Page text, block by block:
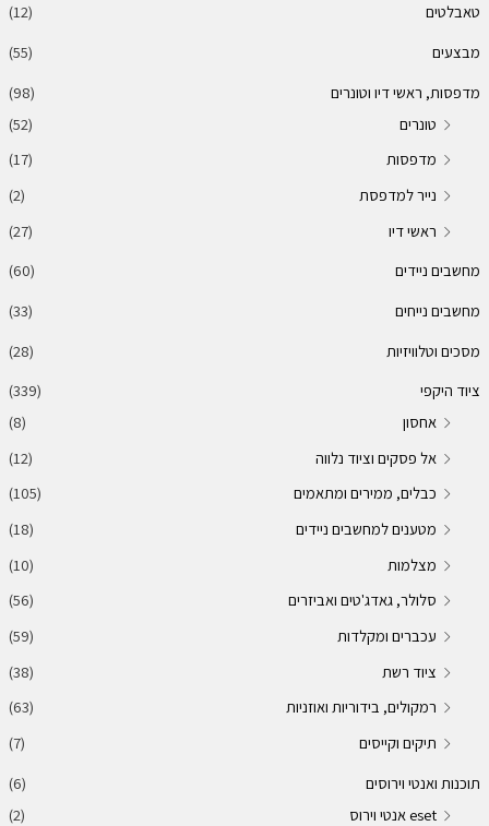
טאבלטים
(12)
מבצעים
(55)
מדפסות, ראשי דיו וטונרים
(98)
טונרים
(52)
מדפסות
(17)
נייר למדפסת
(2)
ראשי דיו
(27)
מחשבים ניידים
(60)
מחשבים נייחים
(33)
מסכים וטלוויזיות
(28)
ציוד היקפי
(339)
אחסון
(8)
אל פסקים וציוד נלווה
(12)
כבלים, ממירים ומתאמים
(105)
מטענים למחשבים ניידים
(18)
מצלמות
(10)
סלולר, גאדג'טים ואביזרים
(56)
עכברים ומקלדות
(59)
ציוד רשת
(38)
רמקולים, בידוריות ואוזניות
(63)
תיקים וקייסים
(7)
תוכנות ואנטי וירוסים
(6)
eset אנטי וירוס
(2)